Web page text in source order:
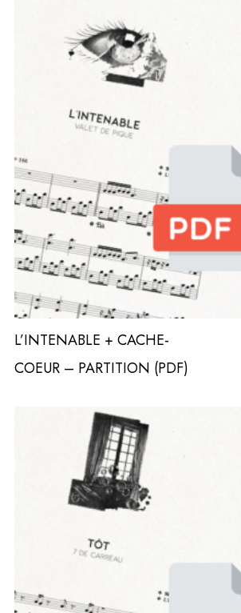
L’INTENABLE + CACHE-
COEUR – PARTITION (PDF)